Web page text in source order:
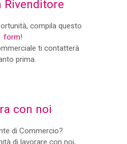
Rivenditore
compila questo
form!
ti contatterà
prima.
con noi
di Commercio?
di lavorare con noi,